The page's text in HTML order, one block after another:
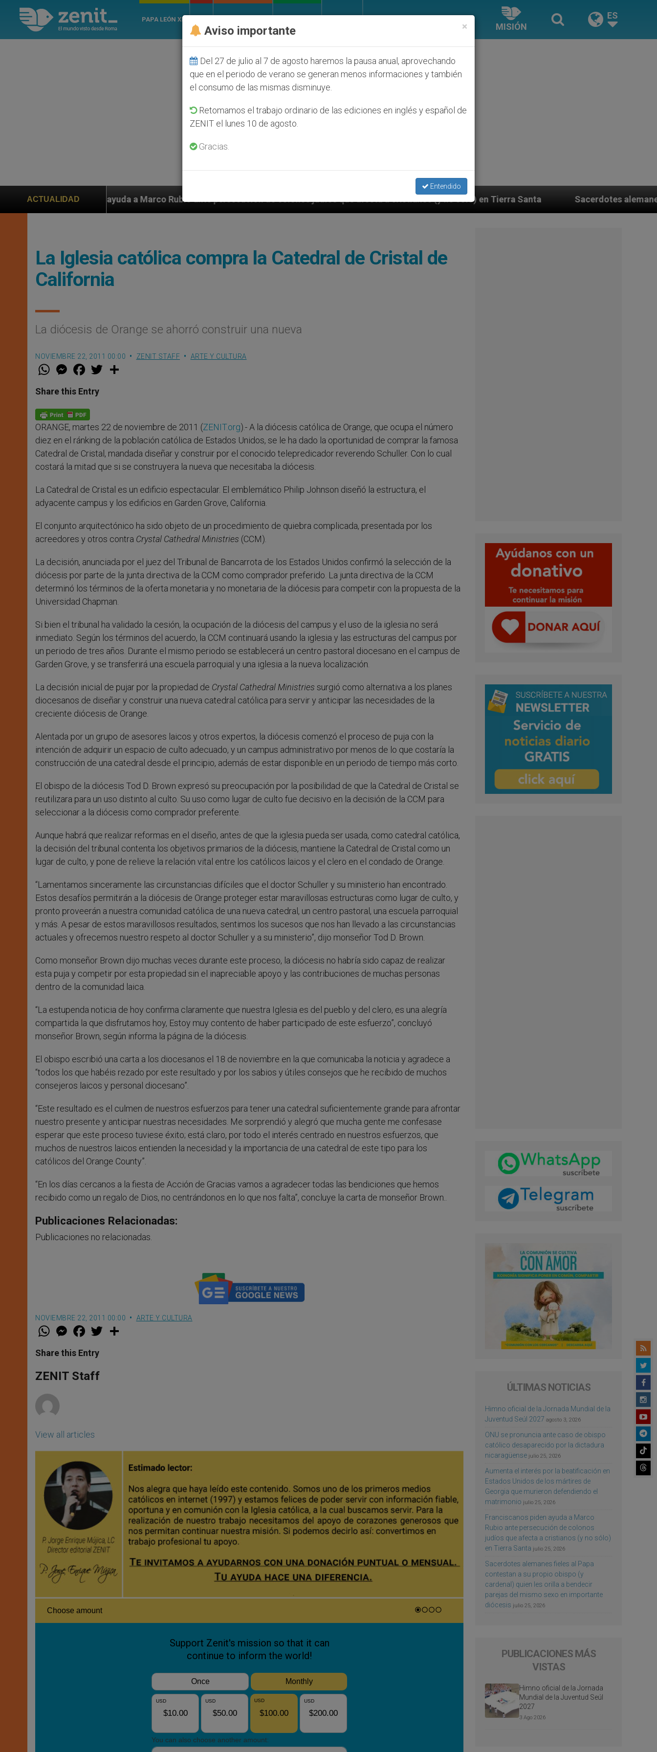
PAPA LEÓN XIV
MISIÓN
ES
ACTUALIDAD
ayuda a Marco Rubio ante persecución de colonos judíos que afecta a cristianos (y no sólo) en Tierra Santa Sacerdotes alemanes fieles al Papa
La Iglesia católica compra la Catedral de Cristal de
California
La diócesis de Orange se ahorró construir una nueva
NOVIEMBRE 22, 2011 00:00 ZENIT STAFF ARTE Y CULTURA
W
t
s
p
p
M
e
s
e
g
e
r
F
a
e
b
o
k
w
Share this Entry
ORANGE, martes 22 de noviembre de 2011 (ZENIT.org).- A la diócesis católica de Orange, que ocupa el número
diez en el ránking de la población católica de Estados Unidos, se le ha dado la oportunidad de comprar la famosa
Catedral de Cristal, mandada diseñar y construir por el conocido telepredicador reverendo Schuller. Con lo cual
costará la mitad que si se construyera la nueva que necesitaba la diócesis.
La Catedral de Cristal es un edificio espectacular. El emblemático Philip Johnson diseñó la estructura, el
adyacente campus y los edificios en Garden Grove, California.
El conjunto arquitectónico ha sido objeto de un procedimiento de quiebra complicada, presentada por los
acreedores y otros contra Crystal Cathedral Ministries (CCM).
La decisión, anunciada por el juez del Tribunal de Bancarrota de los Estados Unidos confirmó la selección de la
diócesis por parte de la junta directiva de la CCM como comprador preferido. La junta directiva de la CCM
determinó los términos de la oferta monetaria y no monetaria de la diócesis para competir con la propuesta de la
Universidad Chapman.
Si bien el tribunal ha validado la cesión, la ocupación de la diócesis del campus y el uso de la iglesia no será
inmediato. Según los términos del acuerdo, la CCM continuará usando la iglesia y las estructuras del campus por
un periodo de tres años. Durante el mismo periodo se establecerá un centro pastoral diocesano en el campus de
Garden Grove, y se transferirá una escuela parroquial y una iglesia a la nueva localización.
La decisión inicial de pujar por la propiedad de Crystal Cathedral Ministries surgió como alternativa a los planes
diocesanos de diseñar y construir una nueva catedral católica para servir y anticipar las necesidades de la
creciente diócesis de Orange.
Alentada por un grupo de asesores laicos y otros expertos, la diócesis comenzó el proceso de puja con la
intención de adquirir un espacio de culto adecuado, y un campus administrativo por menos de lo que costaría la
construcción de una catedral desde el principio, además de estar disponible en un periodo de tiempo más corto.
El obispo de la diócesis Tod D. Brown expresó su preocupación por la posibilidad de que la Catedral de Cristal se
reutilizara para un uso distinto al culto. Su uso como lugar de culto fue decisivo en la decisión de la CCM para
seleccionar a la diócesis como comprador preferente.
Aunque habrá que realizar reformas en el diseño, antes de que la iglesia pueda ser usada, como catedral católica,
la decisión del tribunal contenta los objetivos primarios de la diócesis, mantiene la Catedral de Cristal como un
lugar de culto, y pone de relieve la relación vital entre los católicos laicos y el clero en el condado de Orange.
“Lamentamos sinceramente las circunstancias difíciles que el doctor Schuller y su ministerio han encontrado.
Estos desafíos permitirán a la diócesis de Orange proteger estar maravillosas estructuras como lugar de culto, y
pronto proveerán a nuestra comunidad católica de una nueva catedral, un centro pastoral, una escuela parroquial
y más. A pesar de estos maravillosos resultados, sentimos los sucesos que nos han llevado a las circunstancias
actuales y ofrecemos nuestro respeto al doctor Schuller y a su ministerio”, dijo monseñor Tod D. Brown.
Como monseñor Brown dijo muchas veces durante este proceso, la diócesis no habría sido capaz de realizar
esta puja y competir por esta propiedad sin el inapreciable apoyo y las contribuciones de muchas personas
dentro de la comunidad laica.
“La estupenda noticia de hoy confirma claramente que nuestra Iglesia es del pueblo y del clero, es una alegría
compartida la que disfrutamos hoy, Estoy muy contento de haber participado de este esfuerzo”, concluyó
monseñor Brown, según informa la página de la diócesis.
El obispo escribió una carta a los diocesanos el 18 de noviembre en la que comunicaba la noticia y agradece a
“todos los que habéis rezado por este resultado y por los sabios y útiles consejos que he recibido de muchos
consejeros laicos y personal diocesano”.
“Este resultado es el culmen de nuestros esfuerzos para tener una catedral suficientemente grande para afrontar
nuestro presente y anticipar nuestras necesidades. Me sorprendió y alegró que mucha gente me confesase
esperar que este proceso tuviese éxito; está claro, por todo el interés centrado en nuestros esfuerzos, que
muchos de nuestros laicos entienden la necesidad y la importancia de una catedral de este tipo para los
católicos del Orange County”.
“En los días cercanos a la fiesta de Acción de Gracias vamos a agradecer todas las bendiciones que hemos
recibido como un regalo de Dios, no centrándonos en lo que nos falta”, concluye la carta de monseñor Brown..
Publicaciones Relacionadas:
Publicaciones no relacionadas.
NOVIEMBRE 22, 2011 00:00 ARTE Y CULTURA
W
t
s
p
p
M
e
s
e
g
e
F
a
e
b
o
k
w
Share this Entry
ZENIT Staff
View all articles
ÚLTIMAS NOTICIAS
Himno oficial de la Jornada Mundial de la
Juventud Seúl 2027 agosto 3, 2026
ONU se pronuncia ante caso de obispo
católico desaparecido por la dictadura
nicaragüense julio 25, 2026
Aumenta el interés por la beatificación en
Estados Unidos de los mártires de
Georgia que murieron defendiendo el
matrimonio julio 25, 2026
Franciscanos piden ayuda a Marco
Rubio ante persecución de colonos
judíos que afecta a cristianos (y no sólo)
en Tierra Santa julio 25, 2026
Sacerdotes alemanes fieles al Papa
contestan a su propio obispo (y
cardenal) quien les orilla a bendecir
parejas del mismo sexo en importante
diócesis julio 25, 2026
PUBLICACIONES MÁS
VISTAS
Himno oficial de la Jornada
Mundial de la Juventud Seúl
2027
3 Ago 2026
×
Aviso importante
Del 27 de julio al 7 de agosto haremos la pausa anual, aprovechando
que en el periodo de verano se generan menos informaciones y también
el consumo de las mismas disminuye.
Retomamos el trabajo ordinario de las ediciones en inglés y español de
ZENIT el lunes 10 de agosto.
Gracias.
Entendido